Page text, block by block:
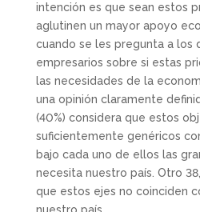
intención es que sean estos
aglutinen un mayor apoyo
cuando se les pregunta a los
empresarios sobre si estas
las necesidades de la
una opinión claramente
(40%) considera que estos
suficientemente genéricos
bajo cada uno de ellos las
necesita nuestro país. Otro
que estos ejes no coinciden